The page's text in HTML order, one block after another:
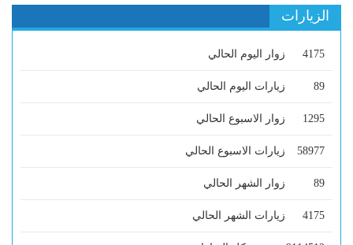
الزيارات
4175 زوار اليوم الحالي
89 زيارات اليوم الحالي
1295 زوار الاسبوع الحالي
58977 زيارات الاسبوع الحالي
89 زوار الشهر الحالي
4175 زيارات الشهر الحالي